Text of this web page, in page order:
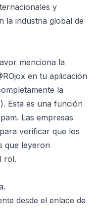
y
la industria global de
menciona la
en tu aplicación
la
Esta es una función
Las empresas
verificar que los
que leyeron
rol.
desde el enlace de